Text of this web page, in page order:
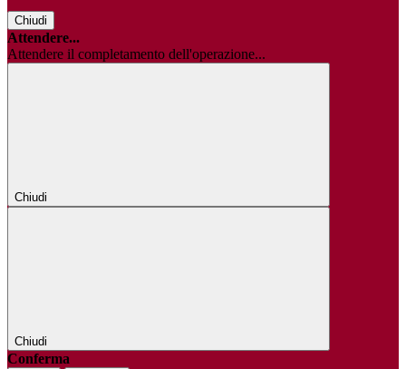
Chiudi
Attendere...
Attendere il completamento dell'operazione...
Chiudi
Chiudi
Conferma